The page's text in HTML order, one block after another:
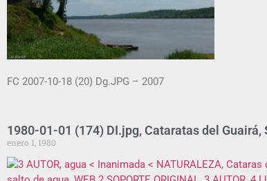
FC 2007-10-18 (20) Dg.JPG – 2007
1980-01-01 (174) DI.jpg, Cataratas del
enero 1, 1980